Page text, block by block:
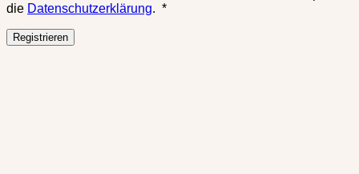
die Datenschutzerklärung. *Erforderlich
Registrieren